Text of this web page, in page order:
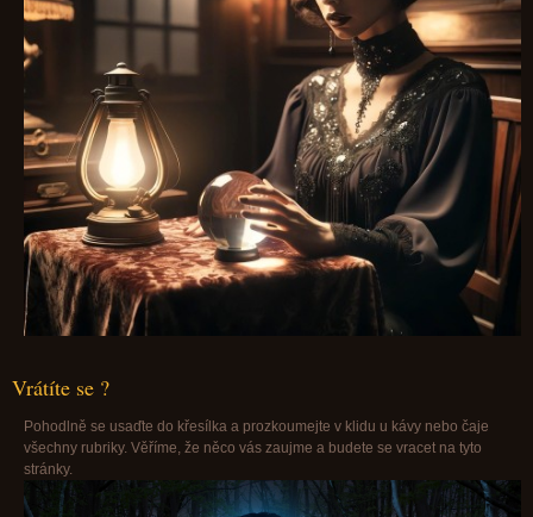
Vrátíte se ?
Pohodlně se usaďte do křesílka a prozkoumejte v klidu u kávy nebo čaje
všechny rubriky. Věříme, že něco vás zaujme a budete se vracet na tyto
stránky.